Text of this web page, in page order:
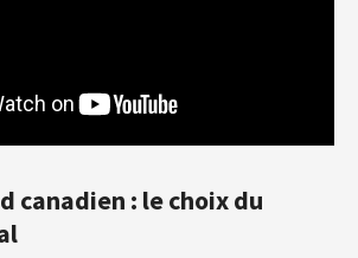
canadien : le choix du